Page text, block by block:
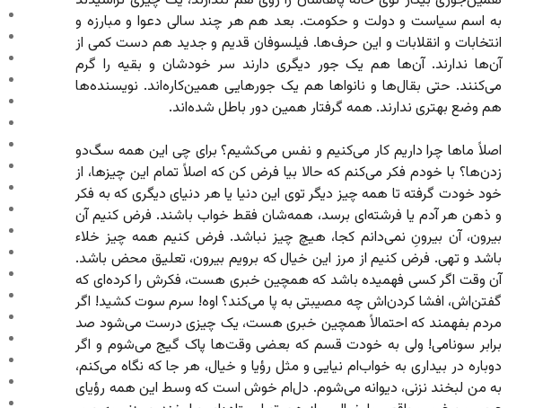
به اسم سیاست و دولت و حکومت. بعد هم هر چند سالی دعوا و مبارزه و
انتخابات و انقلابات و این حرف‌ها. فیلسوفان قدیم و جدید هم دست کمی از
آن‌ها ندارند. آن‌ها هم یک جور دیگری دارند سر خودشان و بقیه را گرم
می‌کنند. حتی بقال‌ها و نانواها هم یک جورهایی همین‌کاره‌اند. نویسنده‌ها
هم وضع بهتری ندارند. همه گرفتار همین دور باطل شده‌اند.
اصلاً ماها چرا داریم کار می‌کنیم و نفس می‌کشیم؟ برای چی این همه سگ‌دو
زدن‌ها؟ با خودم فکر می‌کنم که حالا بیا فرض کن که اصلاً تمام این چیزها، از
خود خودت گرفته تا همه چیز دیگر توی این دنیا یا هر دنیای دیگری که به فکر
و ذهن هر آدم یا فرشته‌ای برسد،‌ همه‌شان فقط خواب باشند. فرض کنیم آن
بیرون، آن بیرونِ نمی‌دانم کجا، هیچ چیز نباشد. فرض کنیم همه چیز خلاء
باشد و تهی. فرض کنیم از مرز این خیال که برویم بیرون، تعلیق محض باشد.
آن وقت اگر کسی فهمیده باشد که همچین خبری هست، فکرش را کرده‌ای که
گفتن‌اش، افشا کردن‌اش چه مصیبتی به پا می‌کند؟ اوه! سرم سوت کشید! اگر
مردم بفهمند که احتمالاً همچین خبری هست، یک چیزی درست می‌شود صد
برابر سونامی! ولی به خودت قسم که بعضی وقت‌ها پاک گیج می‌شوم و اگر
دوباره در بیداری به خواب‌ام نیایی و مثل رؤیا و خیال، هر جا که نگاه می‌کنم،‌
به من لبخند نزنی، دیوانه می‌شوم. دل‌ام خوش است که وسط این همه رؤیای